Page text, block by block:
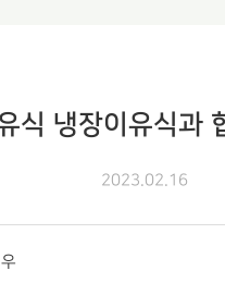
식 냉장이유식과
2023.02.16